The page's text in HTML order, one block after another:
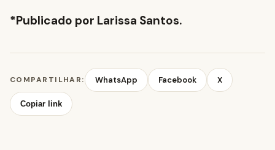
*Publicado por Larissa Santos.
COMPARTILHAR: WhatsApp Facebook X
Copiar link